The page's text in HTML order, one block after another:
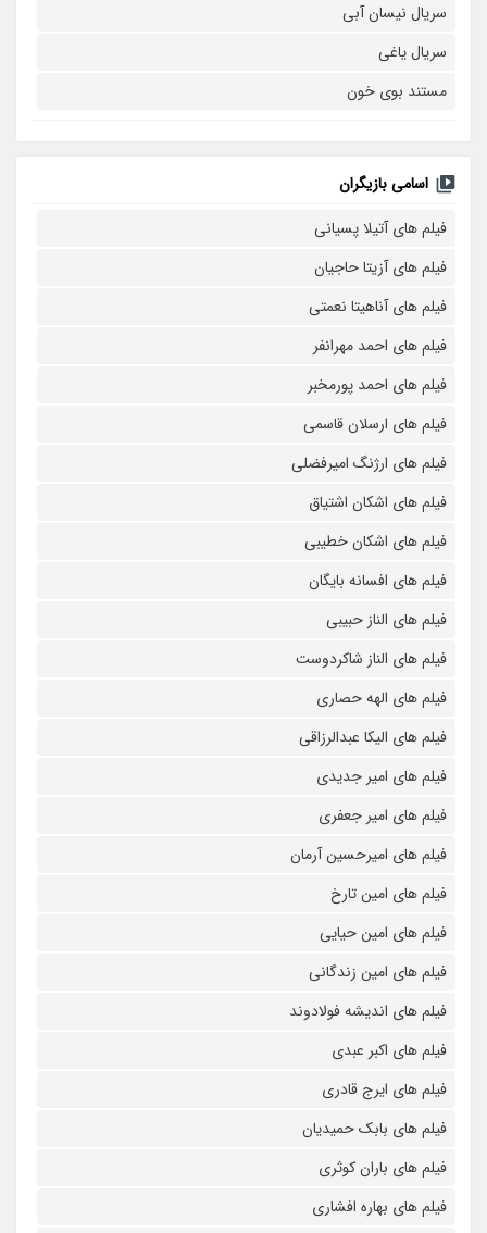
سریال نیسان آبی
سریال یاغی
مستند بوی خون
اسامی بازیگران
فیلم های آتیلا پسیانی
فیلم های آزیتا حاجیان
فیلم های آناهیتا نعمتی
فیلم های احمد مهرانفر
فیلم های احمد پورمخبر
فیلم های ارسلان قاسمی
فیلم های ارژنگ امیرفضلی
فیلم های اشکان اشتیاق
فیلم های اشکان خطیبی
فیلم های افسانه بایگان
فیلم های الناز حبیبی
فیلم های الناز شاکردوست
فیلم های الهه حصاری
فیلم های الیکا عبدالرزاقی
فیلم های امیر جدیدی
فیلم های امیر جعفری
فیلم های امیرحسین آرمان
فیلم های امین تارخ
فیلم های امین حیایی
فیلم های امین زندگانی
فیلم های اندیشه فولادوند
فیلم های اکبر عبدی
فیلم های ایرج قادری
فیلم های بابک حمیدیان
فیلم های باران کوثری
فیلم های بهاره افشاری